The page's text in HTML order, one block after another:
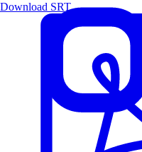
Download SRT